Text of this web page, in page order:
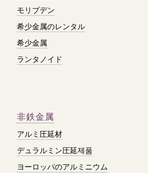
モリブデン
希少金属のレンタル
希少金属
ランタノイド
非鉄金属
アルミ圧延材
デュラルミン圧延제품
ヨーロッパのアルミニウム